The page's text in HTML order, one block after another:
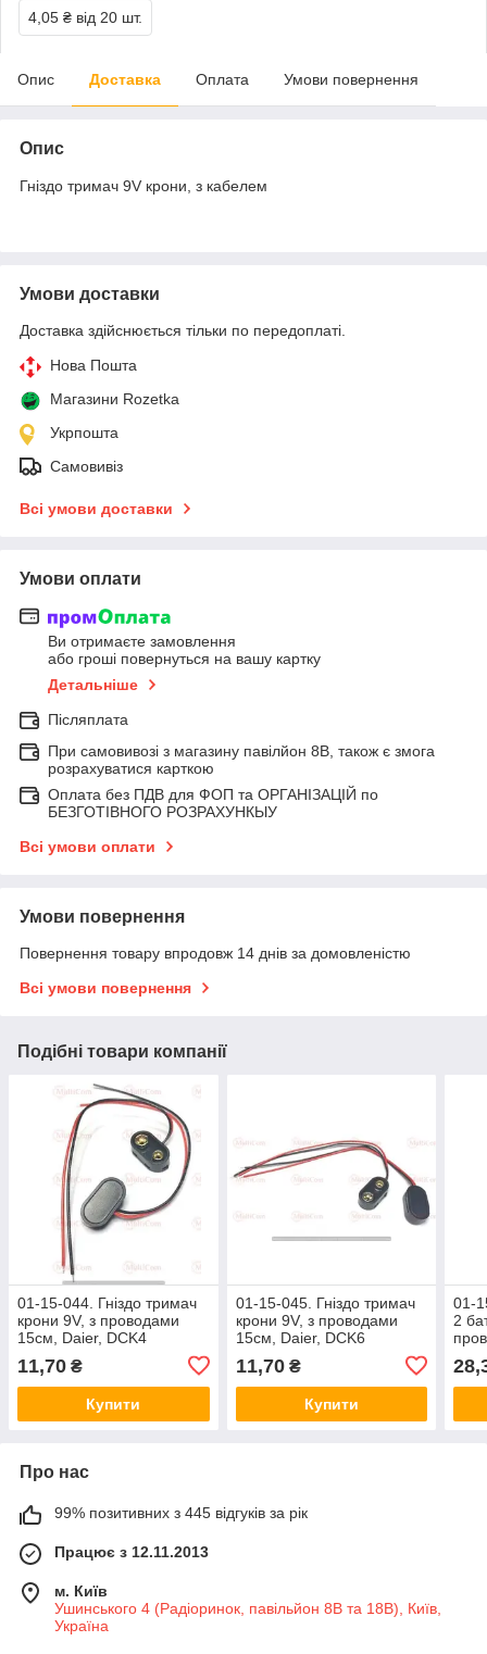
4,05 ₴ від 20 шт.
Опис Доставка Оплата Умови повернення
Опис
Гніздо тримач 9V крони, з кабелем
Умови доставки
Доставка здійснюється тільки по передоплаті.
Нова Пошта
Магазини Rozetka
Укрпошта
Самовивіз
Всі умови доставки
Умови оплати
Ви отримаєте замовлення
або гроші повернуться на вашу картку
Детальніше
Післяплата
При самовивозі з магазину павілйон 8В, також є змога
розрахуватися карткою
Оплата без ПДВ для ФОП та ОРГАНІЗАЦІЙ по
БЕЗГОТІВНОГО РОЗРАХУНКЫУ
Всі умови оплати
Умови повернення
Повернення товару впродовж 14 днів за домовленістю
Всі умови повернення
Подібні товари компанії
01-15-044. Гніздо тримач
крони 9V, з проводами
15см, Daier, DCK4
11,70 ₴
Купити
01-15-045. Гніздо тримач
крони 9V, з проводами
15см, Daier, DCK6
11,70₴
Купити
01-
2
Про нас
99% позитивних з 445 відгуків за рік
Працює з 12.11.2013
м. Київ
Ушинського 4 (Радіоринок, павільйон 8В та 18В), Київ,
Україна